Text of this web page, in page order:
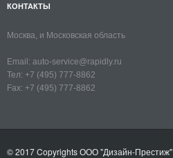
КОНТАКТЫ
Москва, и Московская область
Email: auto-service@rapidly.ru
Тел: +7 (495) 777-8862
Fax: +7 (495) 777-8862
© 2017 CopyrightsООО "Дизайн-Престиж"